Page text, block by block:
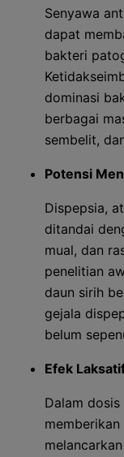
Senyawa
dapat
bakteri
dominasi
berbagai
sembelit,
Potensi
Dispepsia,
ditandai
mual, dan
penelitian
daun sirih
gejala
belum
Efek
Dalam